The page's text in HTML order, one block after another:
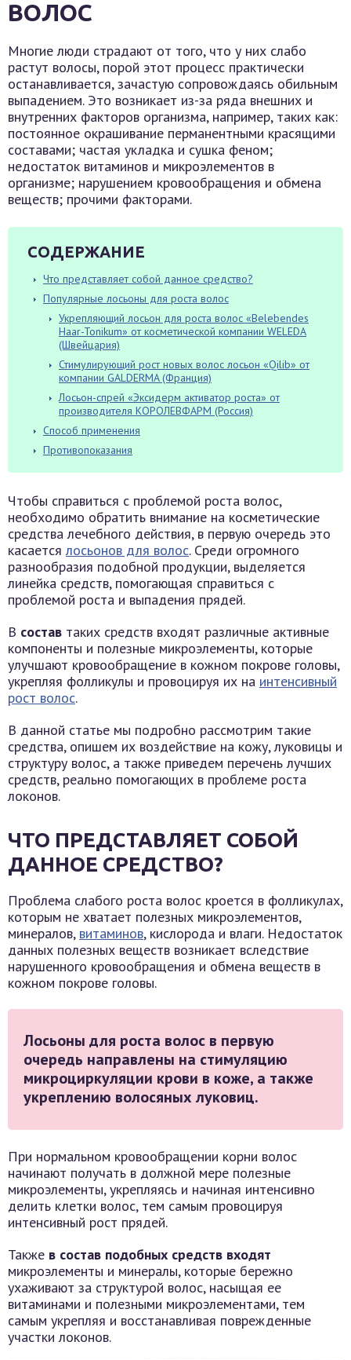
ВОЛОС
Многие люди страдают от того, что у них слабо
растут волосы, порой этот процесс практически
останавливается, зачастую сопровождаясь обильным
выпадением. Это возникает из-за ряда внешних и
внутренних факторов организма, например, таких как:
постоянное окрашивание перманентными красящими
составами; частая укладка и сушка феном;
недостаток витаминов и микроэлементов в
организме; нарушением кровообращения и обмена
веществ; прочими факторами.
СОДЕРЖАНИЕ
Что представляет собой данное средство?
Популярные лосьоны для роста волос
Укрепляющий лосьон для роста волос «Belebendes
Haar-Tonikum» от косметической компании WELEDA
(Швейцария)
Стимулирующий рост новых волос лосьон «Qilib» от
компании GALDERMA (Франция)
Лосьон-спрей «Эксидерм активатор роста» от
производителя КОРОЛЕВФАРМ (Россия)
Способ применения
Противопоказания
Чтобы справиться с проблемой роста волос,
необходимо обратить внимание на косметические
средства лечебного действия, в первую очередь это
касаетсялосьонов для волос. Среди огромного
разнообразия подобной продукции, выделяется
линейка средств, помогающая справиться с
проблемой роста и выпадения прядей.
В состав таких средств входят различные активные
компоненты и полезные микроэлементы, которые
улучшают кровообращение в кожном покрове головы,
укрепляя фолликулы и провоцируя их на интенсивный
рост волос.
В данной статье мы подробно рассмотрим такие
средства, опишем их воздействие на кожу, луковицы и
структуру волос, а также приведем перечень лучших
средств, реально помогающих в проблеме роста
локонов.
ЧТО ПРЕДСТАВЛЯЕТ СОБОЙ
ДАННОЕ СРЕДСТВО?
Проблема слабого роста волос кроется в фолликулах,
которым не хватает полезных микроэлементов,
минералов, витаминов, кислорода и влаги. Недостаток
данных полезных веществ возникает вследствие
нарушенного кровообращения и обмена веществ в
кожном покрове головы.
Лосьоны для роста волос в первую
очередь направлены на стимуляцию
микроциркуляции крови в коже, а также
укреплению волосяных луковиц.
При нормальном кровообращении корни волос
начинают получать в должной мере полезные
микроэлементы, укрепляясь и начиная интенсивно
делить клетки волос, тем самым провоцируя
интенсивный рост прядей.
Также в состав подобных средств входят
микроэлементы и минералы, которые бережно
ухаживают за структурой волос, насыщая ее
витаминами и полезными микроэлементами, тем
самым укрепляя и восстанавливая поврежденные
участки локонов.